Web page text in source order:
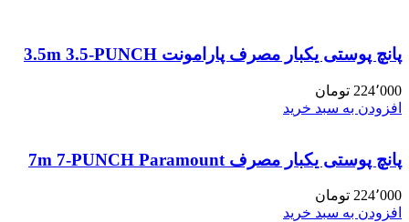
پانچ پوستی یکبار مصرف پارامونت 3.5m 3.5-PUNCH
224٬000 تومان
افزودن به سبد خرید
پانچ پوستی یکبار مصرف 7m 7-PUNCH Paramount
224٬000 تومان
افزودن به سبد خرید